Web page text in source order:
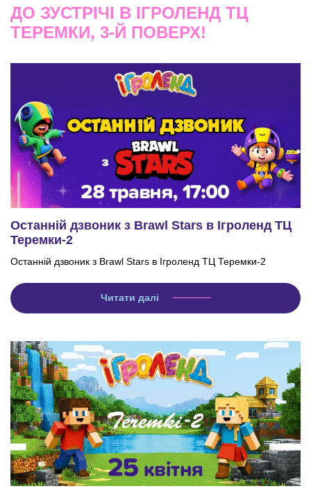
ДО ЗУСТРІЧІ В ІГРОЛЕНД ТЦ
ТЕРЕМКИ, 3-Й ПОВЕРХ!
Останній дзвоник з Brawl Stars в Ігроленд ТЦ
Теремки-2
Останній дзвоник з Brawl Stars в Ігроленд ТЦ Теремки-2
Читати далі